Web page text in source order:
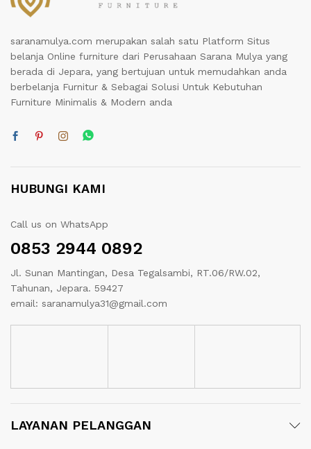
saranamulya.com merupakan salah satu Platform Situs
belanja Online furniture dari Perusahaan Sarana Mulya yang
berada di Jepara, yang bertujuan untuk memudahkan anda
berbelanja Furnitur & Sebagai Solusi Untuk Kebutuhan
Furniture Minimalis & Modern anda
HUBUNGI KAMI
Call us on WhatsApp
0853 2944 0892
Jl. Sunan Mantingan, Desa Tegalsambi, RT.06/RW.02,
Tahunan, Jepara. 59427
email: saranamulya31@gmail.com
LAYANAN PELANGGAN